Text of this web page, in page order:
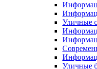
Уличные
Уличные